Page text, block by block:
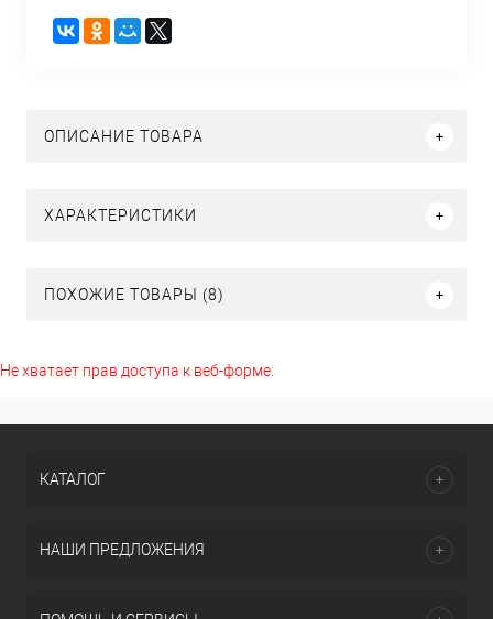
ОПИСАНИЕ ТОВАРА
ХАРАКТЕРИСТИКИ
ПОХОЖИЕ ТОВАРЫ (8)
Не хватает прав доступа к веб-форме.
КАТАЛОГ
НАШИ ПРЕДЛОЖЕНИЯ